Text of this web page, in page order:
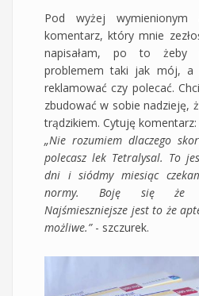
Pod wyżej wymienionym
komentarz, który mnie
napisałam, po to żeby
problemem taki jak mój,
reklamować czy polecać.
zbudować w sobie nadzieję,
trądzikiem. Cytuję komentarz:
„Nie rozumiem dlaczego
polecasz lek Tetralysal. To
dni i siódmy miesiąc
normy. Boję się że
Najśmieszniejsze jest to że
możliwe.”- szczurek.